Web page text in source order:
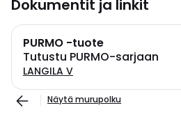
Dokumentit ja linkit
PURMO -tuote
Tutustu PURMO-sarjaan
LANGILA V
Näytä murupolku